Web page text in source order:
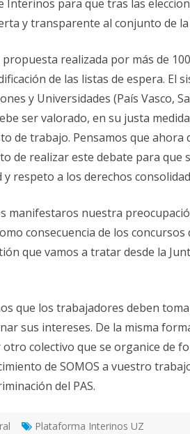
para que tras las
y transparente al conjunto de
propuesta realizada por más de
de las listas de espera. El
y Universidades (País Vasco,
ser valorado, en su justa
de trabajo. Pensamos que ahora
de realizar este debate para que
respeto a los derechos
manifestaros nuestra
consecuencia de los concursos
que vamos a tratar desde la
que los trabajadores deben
sus intereses. De la misma
otro colectivo que se organice de
de SOMOS a vuestro
del PAS.
Plataforma Interinos UZ